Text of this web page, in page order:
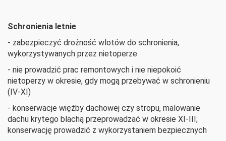
Schronienia letnie
- zabezpieczyć drożność wlotów do schronienia,
wykorzystywanych przez nietoperze
- nie prowadzić prac remontowych i nie niepokoić
nietoperzy w okresie, gdy mogą przebywać w schronieniu
(IV-XI)
- konserwacje więźby dachowej czy stropu, malowanie
dachu krytego blachą przeprowadzać w okresie XI-III;
konserwację prowadzić z wykorzystaniem bezpiecznych